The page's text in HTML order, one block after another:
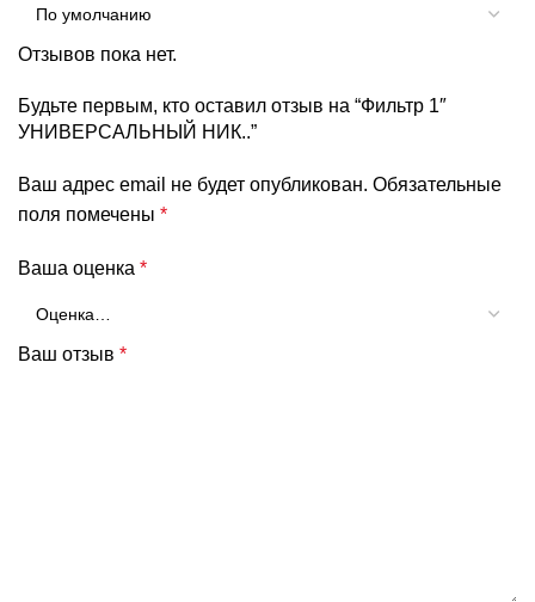
Отзывов пока нет.
Будьте первым, кто оставил отзыв на “Фильтр 1″
УНИВЕРСАЛЬНЫЙ НИК..”
Ваш адрес email не будет опубликован. Обязательные
поля помечены *
Ваша оценка *
Ваш отзыв *